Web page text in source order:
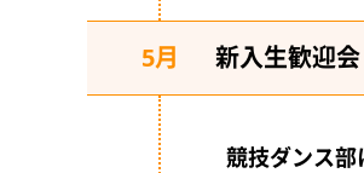
5月 新入生歓迎会
競技ダンス部